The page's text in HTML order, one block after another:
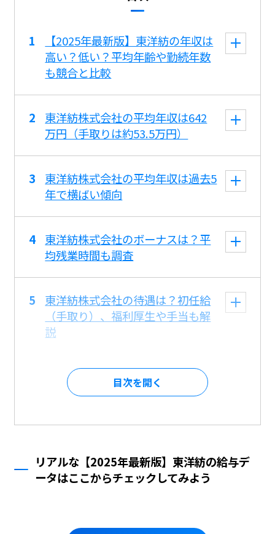
【2025年最新版】東洋紡の年収は
高い？低い？平均年齢や勤続年数
も競合と比較
東洋紡株式会社の平均年収は642
万円（手取りは約53.5万円）
東洋紡株式会社の平均年収は過去5
年で横ばい傾向
東洋紡株式会社のボーナスは？平
均残業時間も調査
東洋紡株式会社の待遇は？初任給
（手取り）、福利厚生や手当も解
説
目次を
リアルな【2025年最新版】東洋紡の給与デ
ータはここからチェックしてみよう